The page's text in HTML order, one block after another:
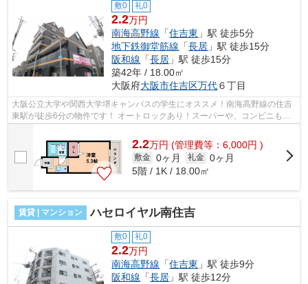
敷0 礼0
2.2万円
南海高野線 「住吉東 」駅 徒歩5分
地下鉄御堂筋線 「長居 」駅 徒歩15分
阪和線 「長居 」駅 徒歩15分
築42年 / 18.00㎡
大阪府大阪市住吉区万代６丁目
大阪公立大学や関西大学堺キャンパスの学生にオススメ！南海高野線の住吉
東駅が徒歩6分の物件です！ オートロックあり！スーパーや、コンビニも近
2.2万円 (管理費等：6,000円 )
敷金 0ヶ月 礼金 0ヶ月
5階 / 1K / 18.00㎡
賃貸 | マンション ハセロイヤル南住吉
敷0 礼0
2.2万円
南海高野線 「住吉東 」駅 徒歩9分
阪和線 「長居 」駅 徒歩12分